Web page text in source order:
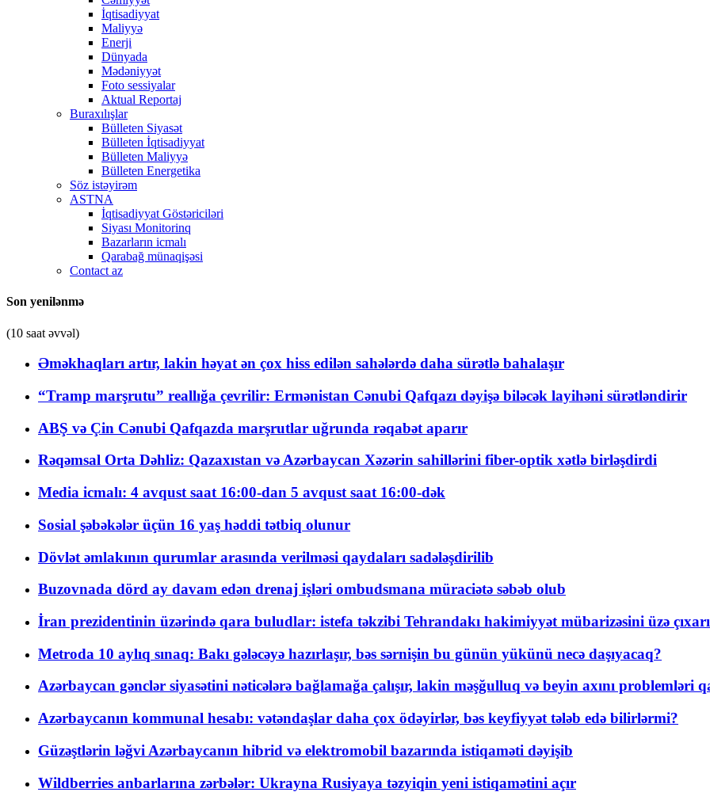
İqtisadiyyat
Maliyyə
Enerji
Dünyada
Mədəniyyət
Foto sessiyalar
Aktual Reportaj
Buraxılışlar
Bülleten Siyasət
Bülleten İqtisadiyyat
Bülleten Maliyyə
Bülleten Energetika
Söz istəyirəm
ASTNA
İqtisadiyyat Göstəriciləri
Siyası Monitorinq
Bazarların icmalı
Qarabağ münaqişəsi
Contact az
Son yenilənmə
(10 saat əvvəl)
Əməkhaqları artır, lakin həyat ən çox hiss edilən sahələrdə daha sürətlə bahalaşır
“Tramp marşrutu” reallığa çevrilir: Ermənistan Cənubi Qafqazı dəyişə biləcək layihəni sürətləndirir
ABŞ və Çin Cənubi Qafqazda marşrutlar uğrunda rəqabət aparır
Rəqəmsal Orta Dəhliz: Qazaxıstan və Azərbaycan Xəzərin sahillərini fiber-optik xətlə birləşdirdi
Media icmalı: 4 avqust saat 16:00-dan 5 avqust saat 16:00-dək
Sosial şəbəkələr üçün 16 yaş həddi tətbiq olunur
Dövlət əmlakının qurumlar arasında verilməsi qaydaları sadələşdirilib
Buzovnada dörd ay davam edən drenaj işləri ombudsmana müraciətə səbəb olub
İran prezidentinin üzərində qara buludlar: istefa təkzibi Tehrandakı hakimiyyət mübarizəsini üzə
Metroda 10 aylıq sınaq: Bakı gələcəyə hazırlaşır, bəs sərnişin bu günün yükünü necə daşıyacaq?
Azərbaycan gənclər siyasətini nəticələrə bağlamağa çalışır, lakin məşğulluq və beyin axını problemləri
Azərbaycanın kommunal hesabı: vətəndaşlar daha çox ödəyirlər, bəs keyfiyyət tələb edə bilirlərmi?
Güzəştlərin ləğvi Azərbaycanın hibrid və elektromobil bazarında istiqaməti dəyişib
Wildberries anbarlarına zərbələr: Ukrayna Rusiyaya təzyiqin yeni istiqamətini açır